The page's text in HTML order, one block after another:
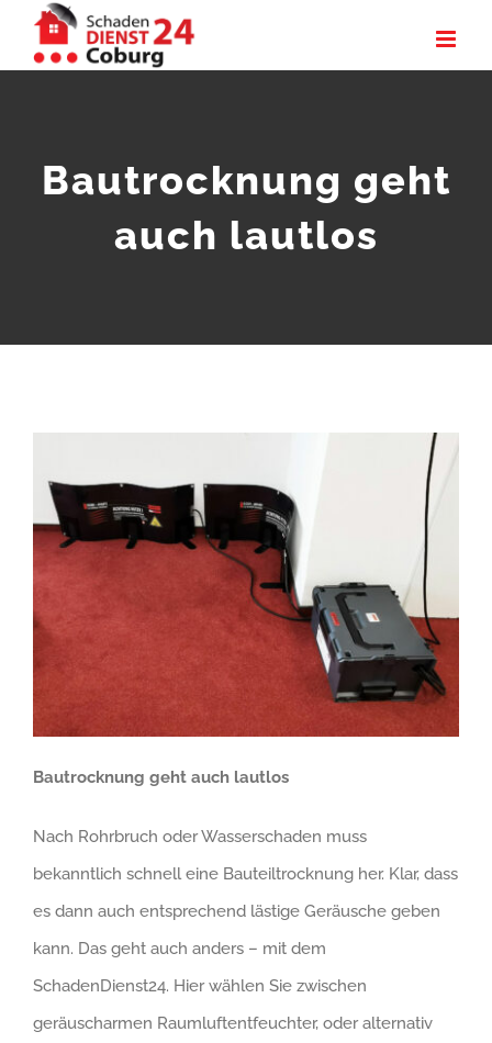
Inhalt
Bautrocknung geht
auch lautlos
Bautrocknung geht auch lautlos
Nach Rohrbruch oder Wasserschaden muss
bekanntlich schnell eine Bauteiltrocknung her. Klar, dass
es dann auch entsprechend lästige Geräusche geben
kann. Das geht auch anders – mit dem
SchadenDienst24. Hier wählen Sie zwischen
geräuscharmen Raumluftentfeuchter, oder alternativ